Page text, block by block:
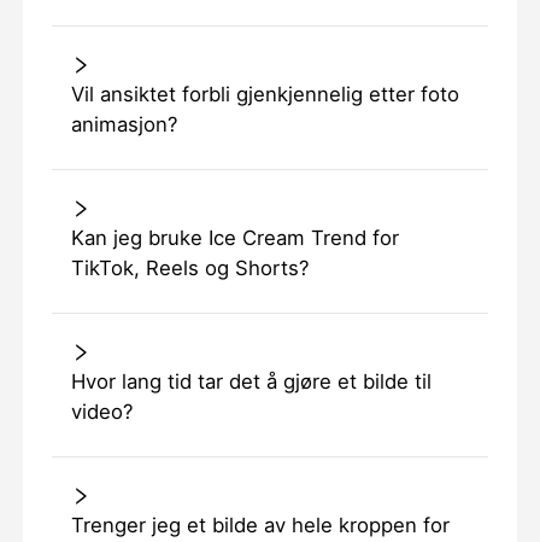
Vil ansiktet forbli gjenkjennelig etter foto
animasjon?
Kan jeg bruke Ice Cream Trend for
TikTok, Reels og Shorts?
Hvor lang tid tar det å gjøre et bilde til
video?
Trenger jeg et bilde av hele kroppen for